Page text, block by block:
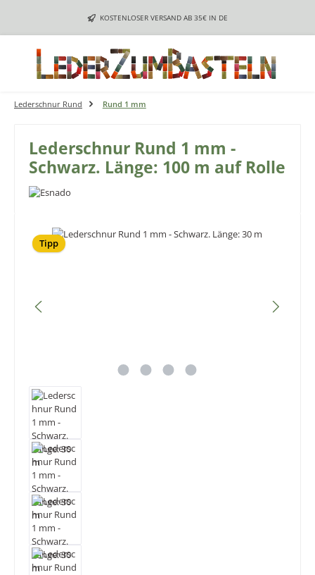
Zum Hauptinhalt springenKOSTENLOSER VERSAND AB 35€ IN DE
Lederschnur Rund Rund 1 mm
Lederschnur Rund 1 mm -
Schwarz. Länge: 100 m auf Rolle
Bildergalerie überspringen
Tipp